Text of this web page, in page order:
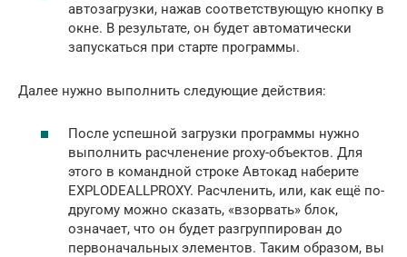
автозагрузки, нажав соответствующую кнопку в
окне. В результате, он будет автоматически
запускаться при старте программы.
Далее нужно выполнить следующие действия:
После успешной загрузки программы нужно
выполнить расчленение proxy-объектов. Для
этого в командной строке Автокад наберите
EXPLODEALLPROXY. Расчленить, или, как ещё по-
другому можно сказать, «взорвать» блок,
означает, что он будет разгруппирован до
первоначальных элементов. Таким образом, вы